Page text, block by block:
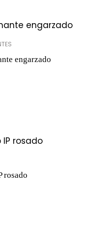
engarzado
rosado